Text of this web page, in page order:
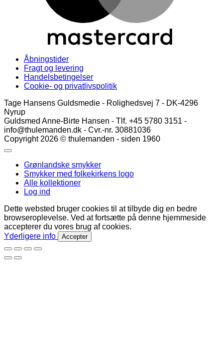
Åbningstider
Fragt og levering
Handelsbetingelser
Cookie- og privatlivspolitik
Tage Hansens Guldsmedie - Rolighedsvej 7 - DK-4296
Nyrup
Guldsmed Anne-Birte Hansen - Tlf. +45 5780 3151 -
info@thulemanden.dk - Cvr.-nr. 30881036
Copyright 2026 © thulemanden - siden 1960
Grønlandske smykker
Smykker med folkekirkens logo
Alle kollektioner
Log ind
Dette websted bruger cookies til at tilbyde dig en bedre
browseroplevelse. Ved at fortsætte på denne hjemmeside
accepterer du vores brug af cookies.
Yderligere info
Accepter